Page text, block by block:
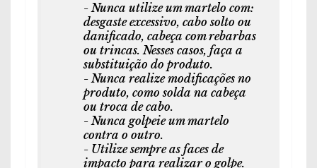
- Nunca utilize um martelo com:
desgaste excessivo, cabo solto ou
danificado, cabeça com rebarbas
ou trincas. Nesses casos, faça a
substituição do produto.
- Nunca realize modificações no
produto, como solda na cabeça
ou troca de cabo.
- Nunca golpeie um martelo
contra o outro.
- Utilize sempre as faces de
impacto para realizar o golpe.